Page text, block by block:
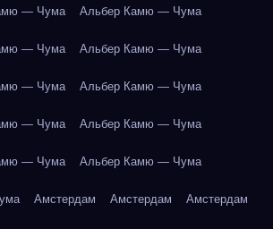
— Чума Альбер Камю — Чума
— Чума Альбер Камю — Чума
— Чума Альбер Камю — Чума
— Чума Альбер Камю — Чума
— Чума Альбер Камю — Чума
Амстердам Амстердам Амстердам